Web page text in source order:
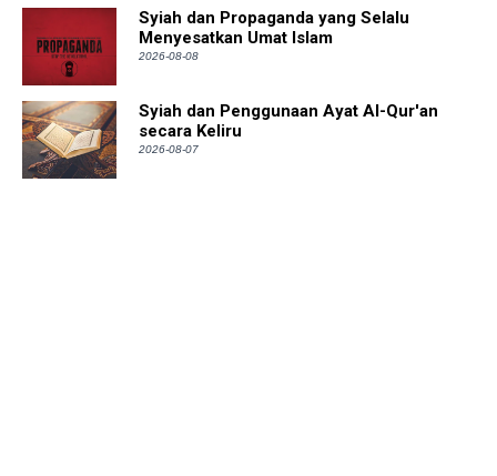
Syiah dan Propaganda yang Selalu
Menyesatkan Umat Islam
2026-08-08
Syiah dan Penggunaan Ayat Al-Qur'an
secara Keliru
2026-08-07